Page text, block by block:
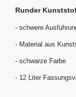
Runder
- schwere
- Material aus
- schwarze Farbe
- 12 Liter